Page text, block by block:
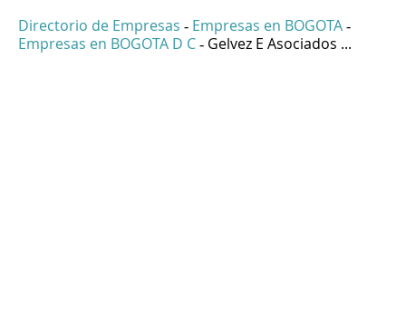
Directorio de Empresas - Empresas en BOGOTA -
Empresas en BOGOTA D C - Gelvez E Asociados ...